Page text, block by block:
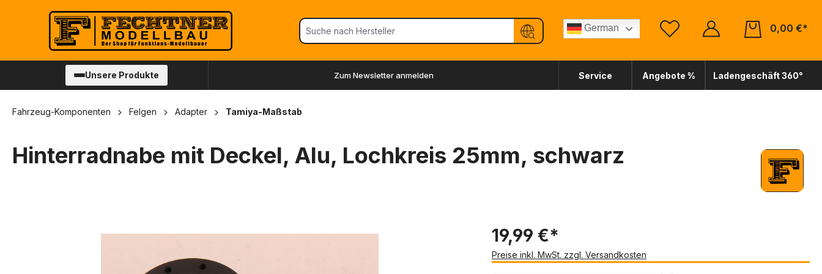
Zur Hauptnavigation springen
German
0,00 €*
Unsere Produkte Zum Newsletter anmelden Service Angebote % Ladengeschäft 360°
Fahrzeug-Komponenten Felgen Adapter Tamiya-Maßstab
Hinterradnabe mit Deckel, Alu, Lochkreis 25mm, schwarz
19,99 €*
Preise inkl. MwSt. zzgl. Versandkosten